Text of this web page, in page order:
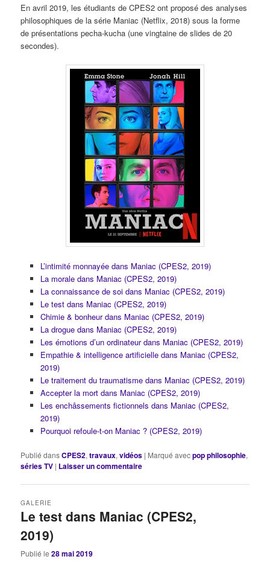
En avril 2019, les étudiants de CPES2 ont proposé des analyses
philosophiques de la série Maniac (Netflix, 2018) sous la forme
de présentations pecha-kucha (une vingtaine de slides de 20
secondes).
L’intimité monnayée dans Maniac (CPES2, 2019)
La morale dans Maniac (CPES2, 2019)
La connaissance de soi dans Maniac (CPES2, 2019)
Le test dans Maniac (CPES2, 2019)
Chimie & bonheur dans Maniac (CPES2, 2019)
La drogue dans Maniac (CPES2, 2019)
Les émotions d’un ordinateur dans Maniac (CPES2, 2019)
Empathie & intelligence artificielle dans Maniac (CPES2,
2019)
Le traitement du traumatisme dans Maniac (CPES2, 2019)
Accepter la mort dans Maniac (CPES2, 2019)
Les enchâssements fictionnels dans Maniac (CPES2,
2019)
Pourquoi refoule-t-on Maniac ? (CPES2, 2019)
Publié dansCPES2,travaux,vidéos | Marqué avecpop philosophie,
séries TV | Laisser un commentaire
Le test dans Maniac (CPES2,
2019)
GALERIE
Publié le28 mai 2019